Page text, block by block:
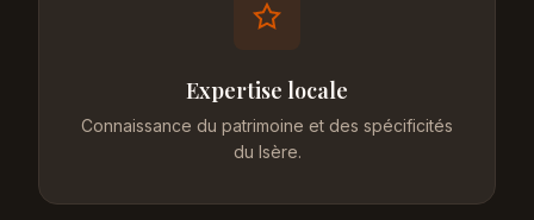
Expertise locale
Connaissance du patrimoine et des spécificités
du Isère.